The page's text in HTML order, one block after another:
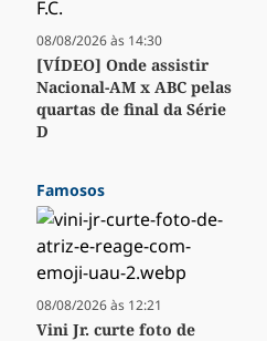
08/08/2026 às 14:30
[VÍDEO] Onde assistir
Nacional-AM x ABC pelas
quartas de final da Série
D
Famosos
08/08/2026 às 12:21
Vini Jr. curte foto de